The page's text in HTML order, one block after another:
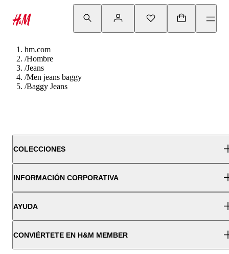
hm.com
/Hombre
/Jeans
/Men jeans baggy
/Baggy Jeans
COLECCIONES
INFORMACIÓN CORPORATIVA
AYUDA
CONVIÉRTETE EN H&M MEMBER